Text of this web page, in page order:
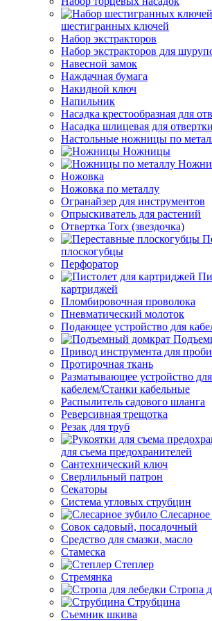
шестигранных ключей
Набор экстракторов
Набор экстракторов для
Навесной замок
Наждачная бумага
Накидной ключ
Напильник
Насадка крестообразная для
Насадка шлицевая для отвертки
Настольные ножницы по
Ножницы
Ножовка
Ножовка по металлу
Огранайзер для инструментов
Опрыскиватель для растений
Отвертка Torx (звездочка)
плоскогубцы
Перфоратор
картриджей
Пломбировочная проволока
Пневматический молоток
Подающее устройство для
Привод инструмента для
Протирочная ткань
Разматывающее устройство
кабелем/Станки кабельные
Распылитель садового шланга
Реверсивная трещотка
Резак для труб
для съема предохранителей
Сантехнический ключ
Сверлильный патрон
Секаторы
Система угловых струбцин
Совок садовый, посадочный
Средство для смазки, масло
Стамеска
Степлер
Стремянка
Стропа
Струбцина
Съемник шкива